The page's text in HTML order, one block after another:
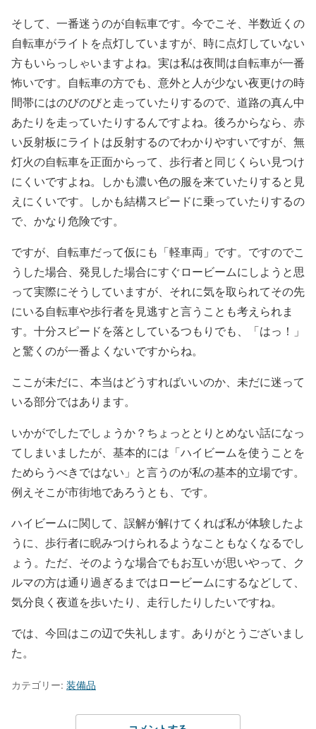
そして、一番迷うのが自転車です。今でこそ、半数近くの
自転車がライトを点灯していますが、時に点灯していない
方もいらっしゃいますよね。実は私は夜間は自転車が一番
怖いです。自転車の方でも、意外と人が少ない夜更けの時
間帯にはのびのびと走っていたりするので、道路の真ん中
あたりを走っていたりするんですよね。後ろからなら、赤
い反射板にライトは反射するのでわかりやすいですが、無
灯火の自転車を正面からって、歩行者と同じくらい見つけ
にくいですよね。しかも濃い色の服を来ていたりすると見
えにくいです。しかも結構スピードに乗っていたりするの
で、かなり危険です。
ですが、自転車だって仮にも「軽車両」です。ですのでこ
うした場合、発見した場合にすぐロービームにしようと思
って実際にそうしていますが、それに気を取られてその先
にいる自転車や歩行者を見逃すと言うことも考えられま
す。十分スピードを落としているつもりでも、「はっ！」
と驚くのが一番よくないですからね。
ここが未だに、本当はどうすればいいのか、未だに迷って
いる部分ではあります。
いかがでしたでしょうか？ちょっととりとめない話になっ
てしまいましたが、基本的には「ハイビームを使うことを
ためらうべきではない」と言うのが私の基本的立場です。
例えそこが市街地であろうとも、です。
ハイビームに関して、誤解が解けてくれば私が体験したよ
うに、歩行者に睨みつけられるようなこともなくなるでし
ょう。ただ、そのような場合でもお互いが思いやって、ク
ルマの方は通り過ぎるまではロービームにするなどして、
気分良く夜道を歩いたり、走行したりしたいですね。
では、今回はこの辺で失礼します。ありがとうございまし
た。
カテゴリー: 装備品